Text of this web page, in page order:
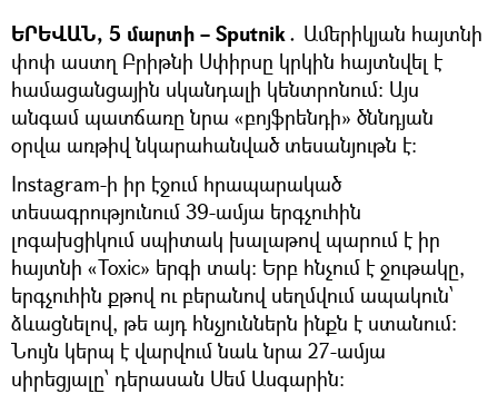
ԵՐԵՎԱՆ, 5 մարտի – Sputnik․ Ամերիկյան հայտնի
փոփ աստղ Բրիթնի Սփիրսը կրկին հայտնվել է
համացանցային սկանդալի կենտրոնում։ Այս
անգամ պատճառը նրա «բոյֆրենդի» ծննդյան
օրվա առթիվ նկարահանված տեսանյութն է։
Instagram-ի իր էջում հրապարակած
տեսագրությունում 39-ամյա երգչուհին
լոգախցիկում սպիտակ խալաթով պարում է իր
հայտնի «Toxic» երգի տակ։ Երբ հնչում է ջութակը,
երգչուհին քթով ու բերանով սեղմվում ապակուն՝
ձևացնելով, թե այդ հնչյուններն ինքն է ստանում։
Նույն կերպ է վարվում նաև նրա 27-ամյա
սիրեցյալը՝ դերասան Սեմ Ասգարին։